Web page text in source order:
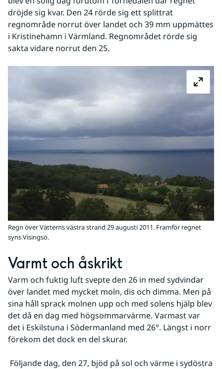
dröjde sig kvar. Den 24 rörde sig ett splittrat
regnområde norrut över landet och 39 mm uppmättes
i Kristinehamn i Värmland. Regnområdet rörde sig
sakta vidare norrut den 25.
Regn över Vätterns västra strand 29 augusti 2011. Framför regnet
syns Visingsö.
Varmt och åskrikt
Varm och fuktig luft svepte den 26 in med sydvindar
över landet med mycket moln, dis och dimma. Men på
sina håll sprack molnen upp och med solens hjälp blev
det då en dag med högsommarvärme. Varmast var
det i Eskilstuna i Södermanland med 26°. Längst i norr
förekom det dock en del skurar.